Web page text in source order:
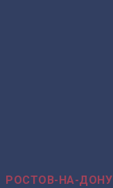
РОСТОВ-НА-ДОНУ